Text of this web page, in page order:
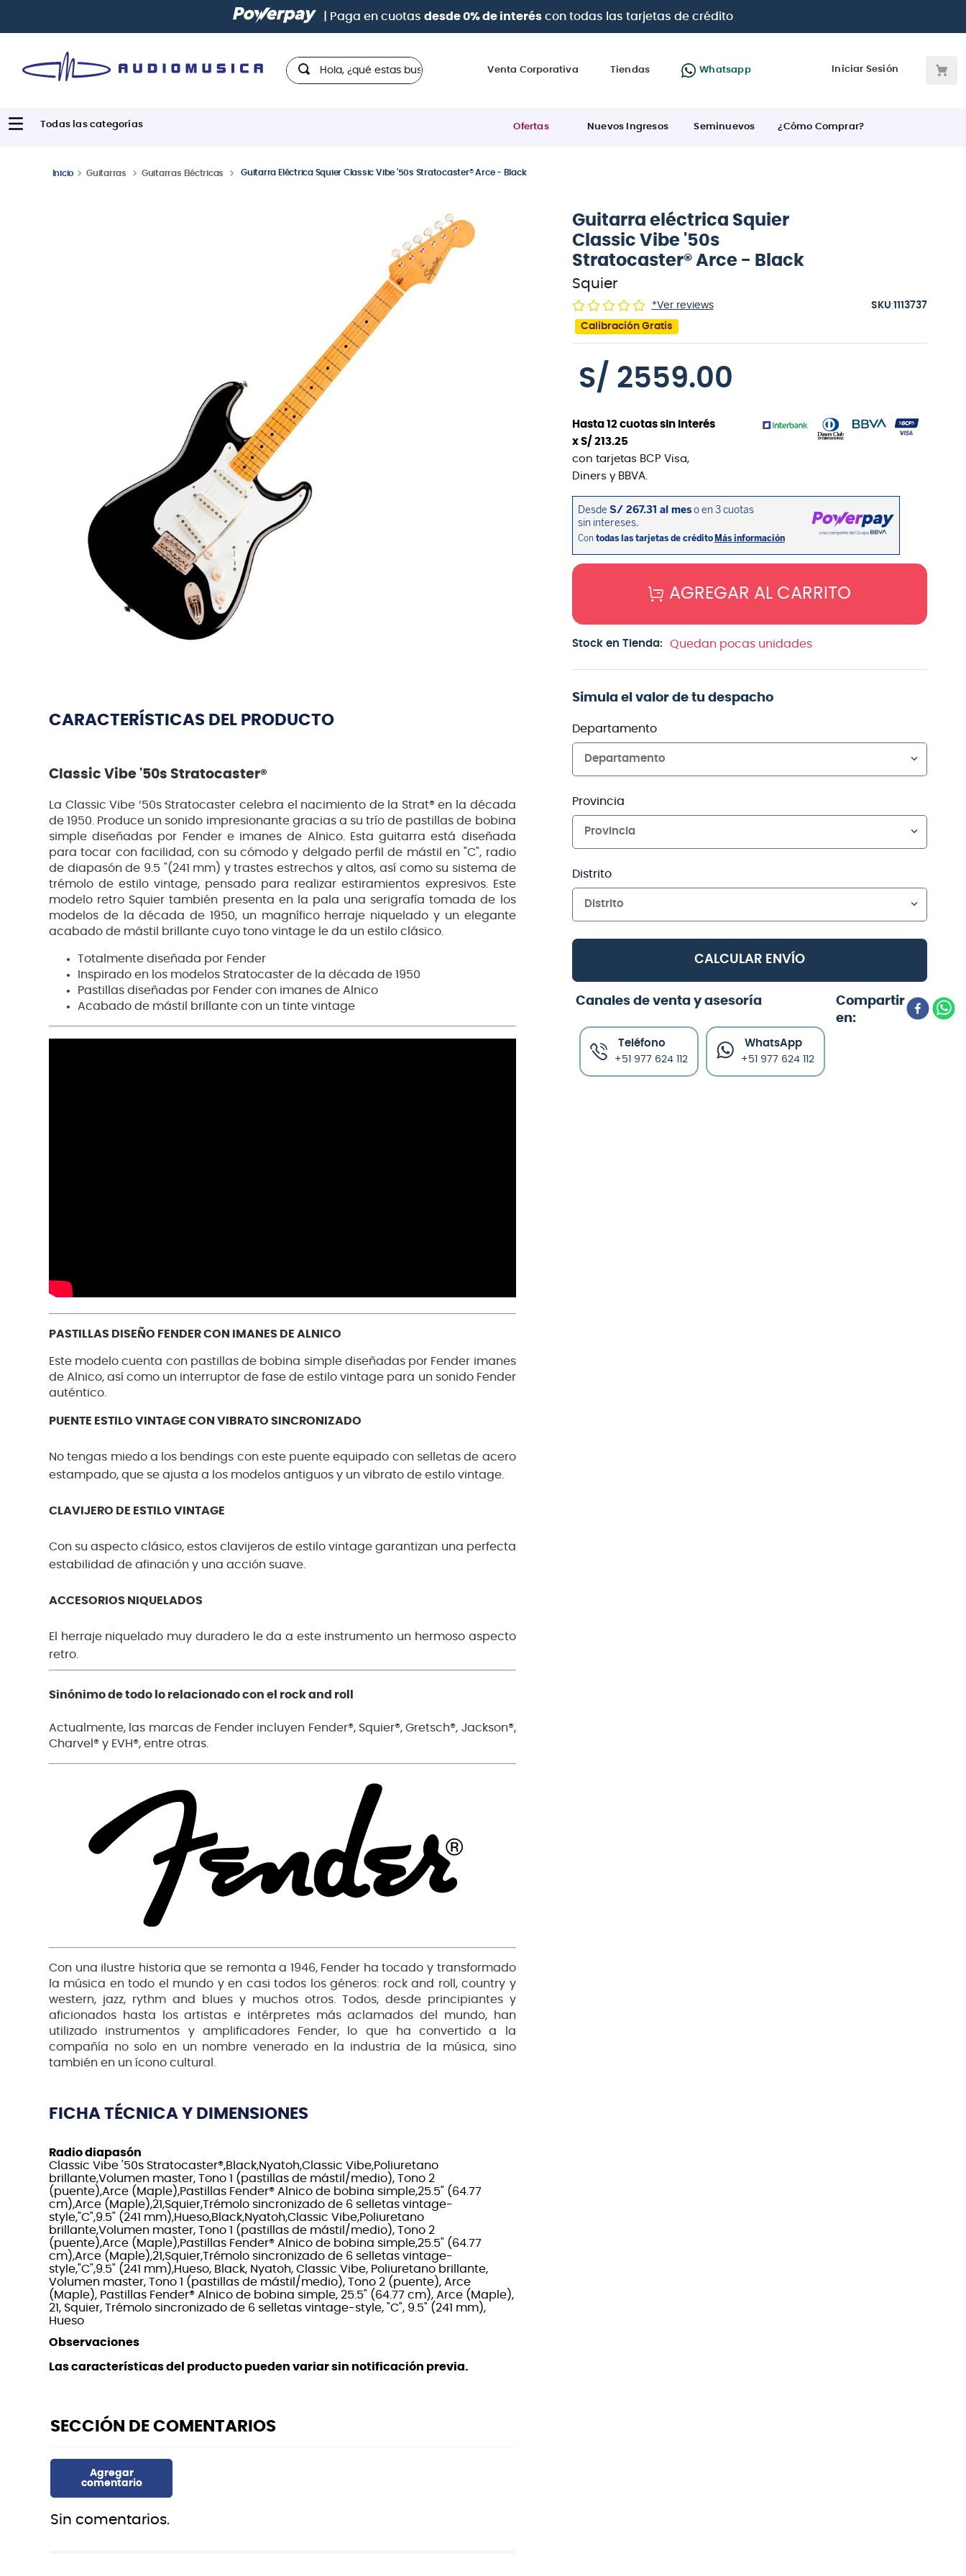
| Paga en cuotas desde 0% de interéscon todas las tarjetas de crédito
Hola, ¿qué estas buscando?
Venta Corporativa Tiendas Whatsapp Iniciar Sesión
Ofertas Nuevos Ingresos Seminuevos ¿Cómo Comprar?
Guitarras Guitarras Eléctricas Guitarra Eléctrica Squier Classic Vibe '50s Stratocaster® Arce - Black
CARACTERÍSTICAS DEL PRODUCTO
Classic Vibe '50s Stratocaster®
La Classic Vibe ‘50s Stratocaster celebra el nacimiento de la Strat® en la década
de 1950. Produce un sonido impresionante gracias a su trío de pastillas de bobina
simple diseñadas por Fender e imanes de Alnico. Esta guitarra está diseñada
para tocar con facilidad, con su cómodo y delgado perfil de mástil en "C", radio
de diapasón de 9.5 "(241 mm) y trastes estrechos y altos, así como su sistema de
trémolo de estilo vintage, pensado para realizar estiramientos expresivos. Este
modelo retro Squier también presenta en la pala una serigrafía tomada de los
modelos de la década de 1950, un magnífico herraje niquelado y un elegante
acabado de mástil brillante cuyo tono vintage le da un estilo clásico.
Totalmente diseñada por Fender
Inspirado en los modelos Stratocaster de la década de 1950
Pastillas diseñadas por Fender con imanes de Alnico
Acabado de mástil brillante con un tinte vintage
PASTILLAS DISEÑO FENDER CON IMANES DE ALNICO
Este modelo cuenta con pastillas de bobina simple diseñadas por Fender imanes
de Alnico, así como un interruptor de fase de estilo vintage para un sonido Fender
auténtico.
PUENTE ESTILO VINTAGE CON VIBRATO SINCRONIZADO
No tengas miedo a los bendings con este puente equipado con selletas de acero
estampado, que se ajusta a los modelos antiguos y un vibrato de estilo vintage.
CLAVIJERO DE ESTILO VINTAGE
Con su aspecto clásico, estos clavijeros de estilo vintage garantizan una perfecta
estabilidad de afinación y una acción suave.
ACCESORIOS NIQUELADOS
El herraje niquelado muy duradero le da a este instrumento un hermoso aspecto
retro.
Sinónimo de todo lo relacionado con el rock and roll
Actualmente, las marcas de Fender incluyen Fender®, Squier®, Gretsch®, Jackson®,
Charvel® y EVH®, entre otras.
Con una ilustre historia que se remonta a 1946, Fender ha tocado y transformado
la música en todo el mundo y en casi todos los géneros: rock and roll, country y
western, jazz, rythm and blues y muchos otros. Todos, desde principiantes y
aficionados hasta los artistas e intérpretes más aclamados del mundo, han
utilizado instrumentos y amplificadores Fender, lo que ha convertido a la
compañía no solo en un nombre venerado en la industria de la música, sino
también en un ícono cultural.
FICHA TÉCNICA Y DIMENSIONES
Radio diapasón
Classic Vibe '50s Stratocaster®,Black,Nyatoh,Classic Vibe,Poliuretano
brillante,Volumen master, Tono 1 (pastillas de mástil/medio), Tono 2
(puente),Arce (Maple),Pastillas Fender® Alnico de bobina simple,25.5" (64.77
cm),Arce (Maple),21,Squier,Trémolo sincronizado de 6 selletas vintage-
style,"C",9.5" (241 mm),Hueso,Black,Nyatoh,Classic Vibe,Poliuretano
brillante,Volumen master, Tono 1 (pastillas de mástil/medio), Tono 2
(puente),Arce (Maple),Pastillas Fender® Alnico de bobina simple,25.5" (64.77
cm),Arce (Maple),21,Squier,Trémolo sincronizado de 6 selletas vintage-
style,"C",9.5" (241 mm),Hueso, Black, Nyatoh, Classic Vibe, Poliuretano brillante,
Volumen master, Tono 1 (pastillas de mástil/medio), Tono 2 (puente), Arce
(Maple), Pastillas Fender® Alnico de bobina simple, 25.5" (64.77 cm), Arce (Maple),
21, Squier, Trémolo sincronizado de 6 selletas vintage-style, "C", 9.5" (241 mm),
Hueso
Observaciones
Las características del producto pueden variar sin notificación previa.
Sin comentarios.
Guitarra eléctrica Squier
Classic Vibe '50s
Stratocaster® Arce - Black
Squier
*Ver reviews :1113737
Calibración Gratis
S/ 2559.00
Hasta 12cuotas sin interés
x S/ 213.25
con tarjetas BCP Visa,
Diners y BBVA.
AGREGAR AL CARRITO
Stock en Tienda: Quedan pocas unidades
Simula el valor de tu despacho
Departamento
Departamento
Provincia
Provincia
Distrito
Distrito
CALCULAR ENVÍO
Canales de venta y asesoría
Teléfono
+51 977 624 112
WhatsApp
+51 977 624 112